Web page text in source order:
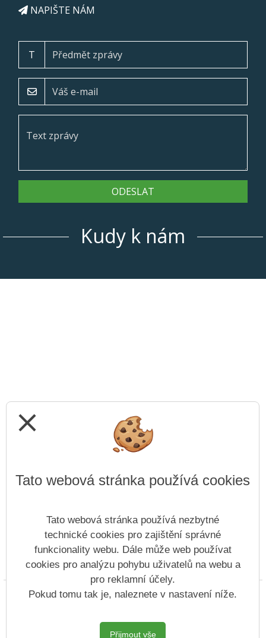
NAPIŠTE NÁM
T
ODESLAT
Kudy k nám
Prohlášení o přístupnosti Mapa webu Cookies
Copyright © 2022 - 2023 SZŠ Antonína Sochora &
Postaveno ve službě
VlastníŠkolníWeb.cz
close
Tato webová stránka používá cookies
Tato webová stránka používá nezbytné
technické cookies pro zajištění správné
funkcionality webu. Dále může web používat
cookies pro analýzu pohybu uživatelů na webu a
pro reklamní účely.
Pokud tomu tak je, naleznete v nastavení níže.
Přijmout vše